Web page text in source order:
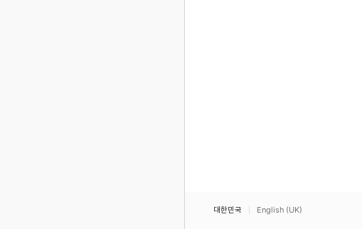
대한민국 English (UK)